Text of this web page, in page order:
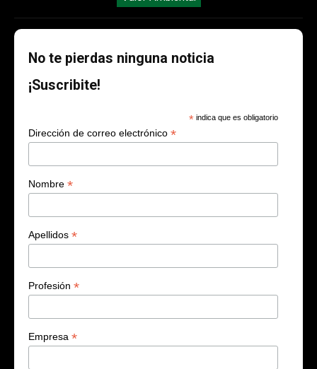
No te pierdas ninguna noticia
¡Suscribite!
* indica que es obligatorio
Dirección de correo electrónico *
Nombre *
Apellidos *
Profesión *
Empresa *